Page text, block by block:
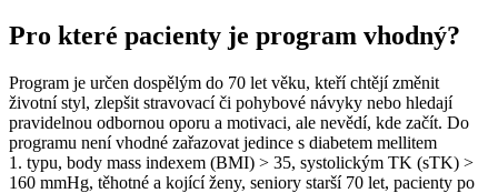
Pro které pacienty je program vhodný?
Program je určen dospělým do 70 let věku, kteří chtějí změnit
životní styl, zlepšit stravovací či pohybové návyky nebo hledají
pravidelnou odbornou oporu a motivaci, ale nevědí, kde začít. Do
programu není vhodné zařazovat jedince s diabetem mellitem
1. typu, body mass indexem (BMI) > 35, systolickým TK (sTK) >
160 mmHg, těhotné a kojící ženy, seniory starší 70 let, pacienty po